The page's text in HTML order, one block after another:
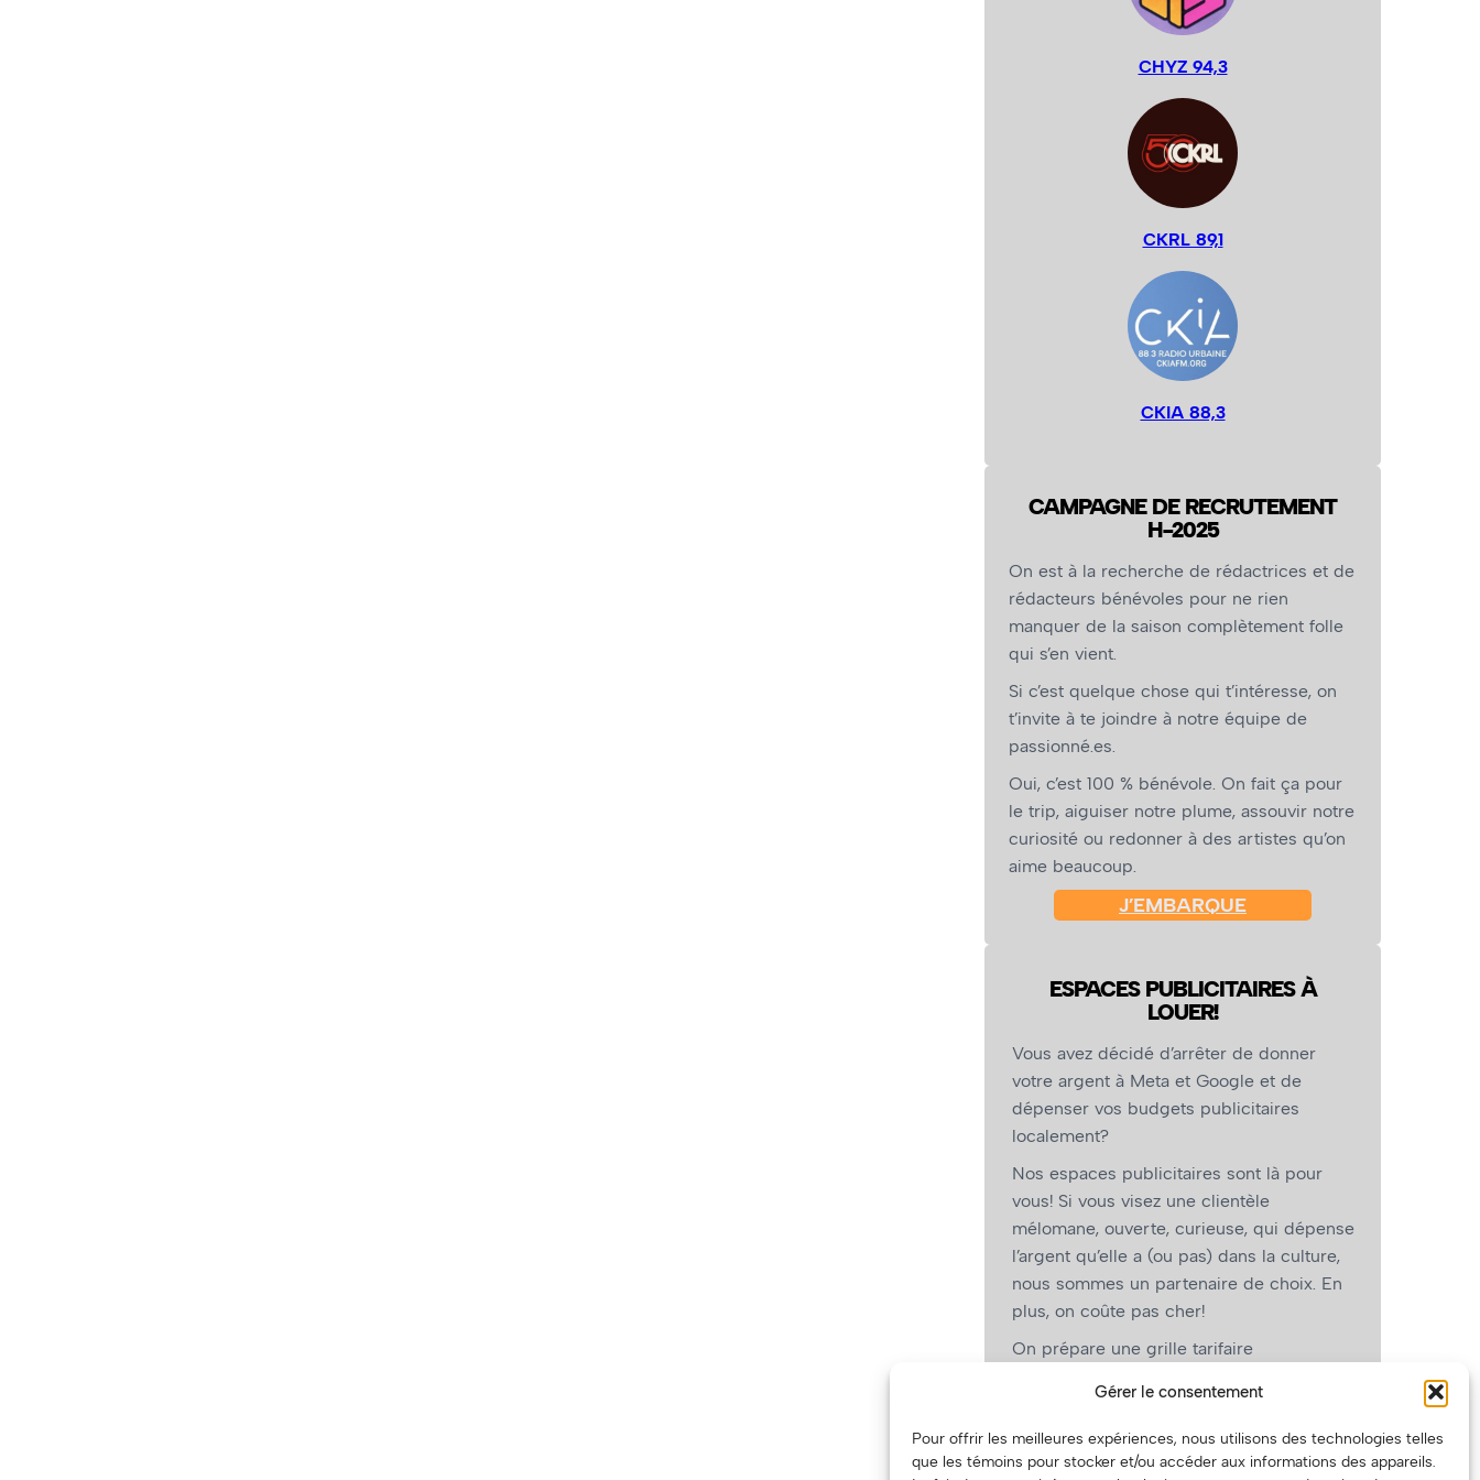
Gérer le consentement
Pour offrir les meilleures expériences, nous utilisons des technologies telles
que les témoins pour stocker et/ou accéder aux informations des appareils.
CHYZ 94,3
CKRL 89,1
CKIA 88,3
CAMPAGNE DE RECRUTEMENT
H-2025
On est à la recherche de rédactrices et de
rédacteurs bénévoles pour ne rien
manquer de la saison complètement folle
qui s’en vient.
Si c’est quelque chose qui t’intéresse, on
t’invite à te joindre à notre équipe de
passionné.es.
Oui, c’est 100 % bénévole. On fait ça pour
le trip, aiguiser notre plume, assouvir notre
curiosité ou redonner à des artistes qu’on
aime beaucoup.
J’EMBARQUE
ESPACES PUBLICITAIRES À
LOUER!
Vous avez décidé d’arrêter de donner
votre argent à Meta et Google et de
dépenser vos budgets publicitaires
localement?
Nos espaces publicitaires sont là pour
vous! Si vous visez une clientèle
mélomane, ouverte, curieuse, qui dépense
l’argent qu’elle a (ou pas) dans la culture,
nous sommes un partenaire de choix. En
plus, on coûte pas cher!
On prépare une grille tarifaire
vous, les artistes!)